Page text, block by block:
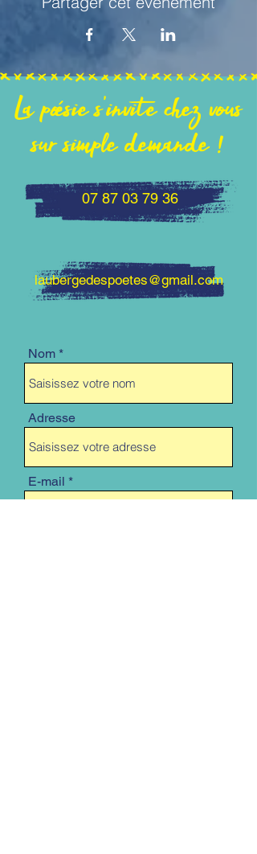
La poésie s'invite chez vous
sur simple demande !
07 87 03 79 36
laubergedespoetes@gmail.com
Nom
Adresse
E-mail